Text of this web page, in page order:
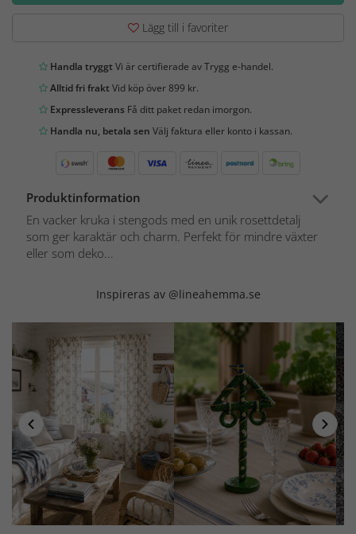
Lägg till i favoriter
Handla tryggtVi är certifierade av Trygg e-handel.
Alltid fri fraktVid köp över 899 kr.
Expressleverans Få ditt paket redan imorgon.
Handla nu, betala sen Välj faktura eller konto i kassan.
Produktinformation
En vacker kruka i stengods med en unik rosettdetalj
som ger karaktär och charm. Perfekt för mindre växter
eller som deko...
Inspireras av @lineahemma.se